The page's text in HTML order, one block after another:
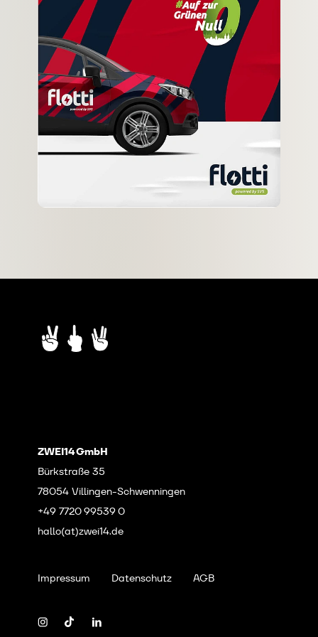
ZWEI14 GmbH
Bürkstraße 35
78054 Villingen-Schwenningen
+49 7720 99539 0
hallo(at)zwei14.de
Impressum Datenschutz AGB